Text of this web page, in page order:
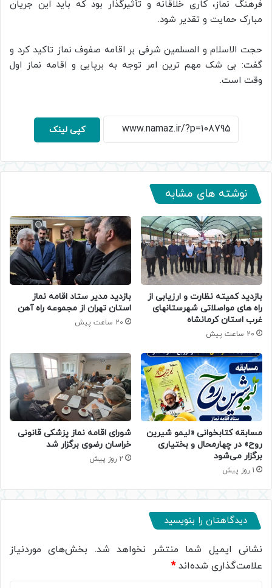
فرهنگ نماز، کاری خلاقانه و تأثیرگذار بود که باید این جریان
مبارک حمایت و تقدیر شود.
حجت الاسلام و المسلمین شرفی بر اقامه صفوف نماز تاکید کرد و
گفت: بی شک مهم ترین امر توجه به برپایی و اقامه نماز اول
وقت است.
کپی لینک
نوشته های مشابه
بازدید کمیته نظارت و ارزیابی از
راه های مواصلاتی شهرستانهای
غرب استان کرمانشاه
20 ساعت پیش
بازدید مدیر ستاد اقامه نماز
استان تهران از مجموعه راه آهن
20 ساعت پیش
مسابقه کتابخوانی «لیمو شیرین
روح» در چهارمحال و بختیاری
برگزار می‌شود
1 روز پیش
شورای اقامه نماز پزشکی قانونی
خراسان رضوی برگزار شد
2 روز پیش
دیدگاهتان را بنویسید
نشانی ایمیل شما منتشر نخواهد شد. بخش‌های موردنیاز
علامت‌گذاری شده‌اند*